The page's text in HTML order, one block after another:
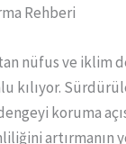
Rehberi
nüfus ve iklim
kılıyor.
koruma
artırmanın